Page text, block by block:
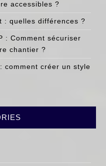
accessibles ?
: quelles différences ?
: Comment sécuriser
chantier ?
comment créer un style